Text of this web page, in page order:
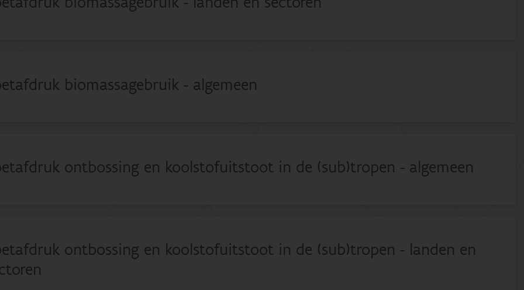
biomassagebruik - algemeen
ontbossing en koolstofuitstoot in de (sub)tropen - algemeen
ontbossing en koolstofuitstoot in de (sub)tropen - landen en